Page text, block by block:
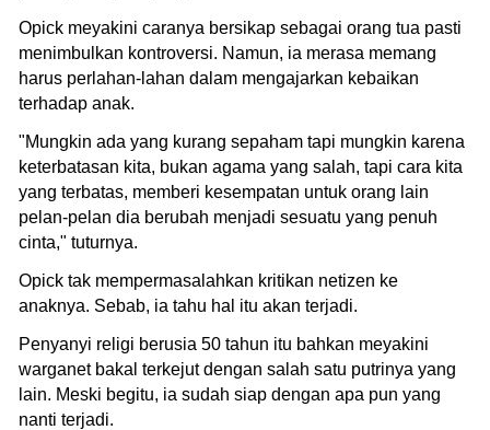
Opick meyakini caranya bersikap sebagai orang tua pasti
menimbulkan kontroversi. Namun, ia merasa memang
harus perlahan-lahan dalam mengajarkan kebaikan
terhadap anak.
"Mungkin ada yang kurang sepaham tapi mungkin karena
keterbatasan kita, bukan agama yang salah, tapi cara kita
yang terbatas, memberi kesempatan untuk orang lain
pelan-pelan dia berubah menjadi sesuatu yang penuh
cinta," tuturnya.
Opick tak mempermasalahkan kritikan netizen ke
anaknya. Sebab, ia tahu hal itu akan terjadi.
Penyanyi religi berusia 50 tahun itu bahkan meyakini
warganet bakal terkejut dengan salah satu putrinya yang
lain. Meski begitu, ia sudah siap dengan apa pun yang
nanti terjadi.